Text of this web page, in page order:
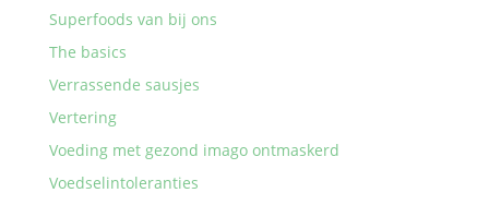
Superfoods van bij ons
The basics
Verrassende sausjes
Vertering
Voeding met gezond imago ontmaskerd
Voedselintoleranties